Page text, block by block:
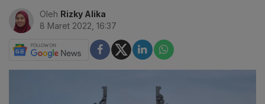
Oleh Rizky Alika
8 Maret 2022, 16:37